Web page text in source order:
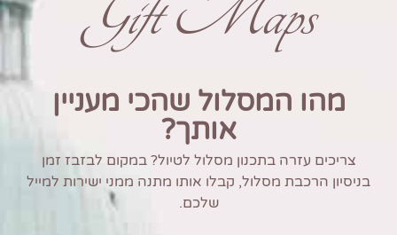
מהו המסלול שהכי מעניין
אותך?
צריכים עזרה בתכנון מסלול לטיול? במקום לבזבז זמן
בניסיון הרכבת מסלול, קבלו אותו מתנה ממני ישירות למייל
שלכם.